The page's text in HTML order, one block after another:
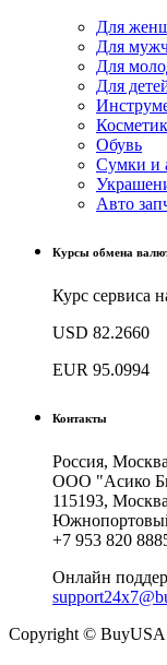
Для
Для
Для
Для
Обувь
Сумки и
Авто
Курсы обмена
Курс сервиса
USD 82.2660
EUR 95.0994
Контакты
Россия,
ООО "Асико
115193,
+7 953 820
Онлайн
Copyright © BuyUSA